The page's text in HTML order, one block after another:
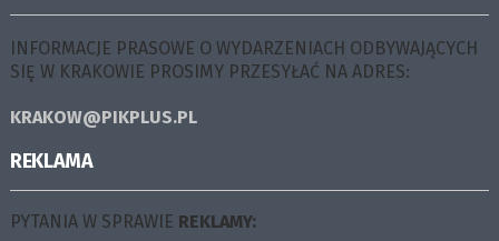
INFORMACJE PRASOWE O WYDARZENIACH ODBYWAJĄCYCH
SIĘ W KRAKOWIE PROSIMY PRZESYŁAĆ NA ADRES:
KRAKOW@PIKPLUS.PL
REKLAMA
PYTANIA W SPRAWIE REKLAMY: